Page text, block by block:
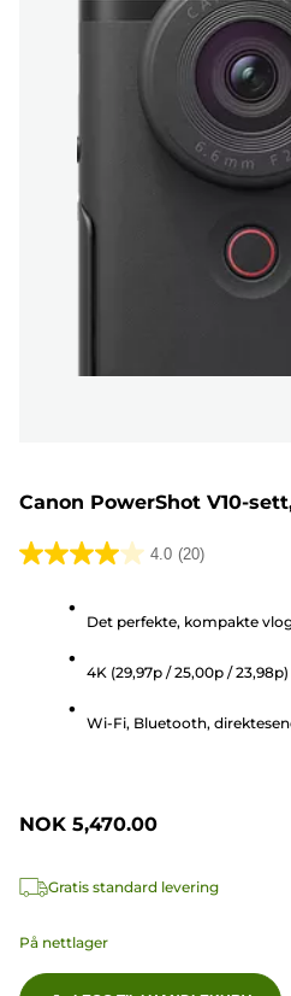
Canon PowerShot V10-
4.0 (20)
4.0
stjerner.
omtaler
Det perfekte, kompakte
4K (29,97p / 25,00p /
Wi-Fi, Bluetooth,
NOK 5,470.00
Gratis standard levering
På nettlager